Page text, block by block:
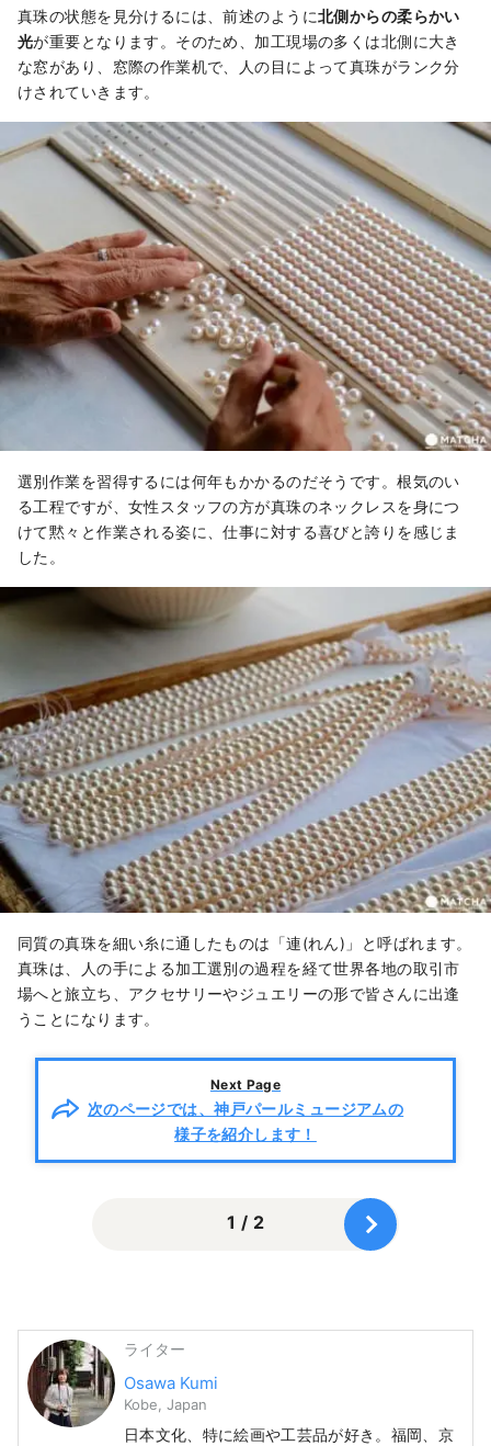
真珠の状態を見分けるには、前述のように北側からの柔らかい
光が重要となります。そのため、加工現場の多くは北側に大き
な窓があり、窓際の作業机で、人の目によって真珠がランク分
けされていきます。
選別作業を習得するには何年もかかるのだそうです。根気のい
る工程ですが、女性スタッフの方が真珠のネックレスを身につ
けて黙々と作業される姿に、仕事に対する喜びと誇りを感じま
した。
同質の真珠を細い糸に通したものは「連(れん)」と呼ばれます。
真珠は、人の手による加工選別の過程を経て世界各地の取引市
場へと旅立ち、アクセサリーやジュエリーの形で皆さんに出逢
うことになります。
Next Page
次のページでは、神戸パールミュージアムの
様子を紹介します！
1 / 2
ライター
Osawa Kumi
Kobe, Japan
日本文化、特に絵画や工芸品が好き。福岡、京